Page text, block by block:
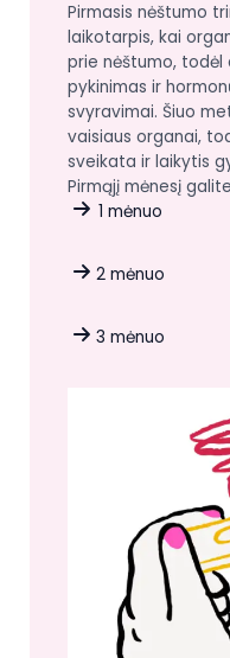
Pirmasis nėštumo
laikotarpis, kai
prie nėštumo, todėl
pykinimas ir
svyravimai. Šiuo
vaisiaus organai,
sveikata ir laikytis
Pirmąjį mėnesį
1 mėnuo
2 mėnuo
3 mėnuo